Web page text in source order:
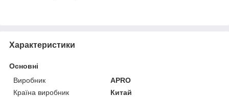
Характеристики
Основні
Виробник
APRO
Країна виробник
Китай